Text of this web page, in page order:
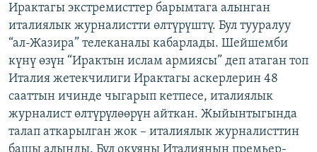
БИЗ ЖАНА ДҮЙНӨ
ДАНИСТЕ
ЭЖЕ-СИҢДИЛЕР
ЫҢГАЙСЫЗ СУРООЛОР
Русский
ОНЛАЙН ШЕРИНЕ
Ирактагы экстремисттер барымтага алынган
италиялык журналистти өлтүрүштү. Бул тууралуу
“ал-Жазира” телеканалы кабарлады. Шейшемби
күнү өзүн “Ирактын ислам армиясы” деп атаган топ
Италия жетекчилиги Ирактагы аскерлерин 48
сааттын ичинде чыгарып кетпесе, италиялык
журналист өлтүрүлөөрүн айткан. Жыйынтыгында
талап аткарылган жок – италиялык журналисттин